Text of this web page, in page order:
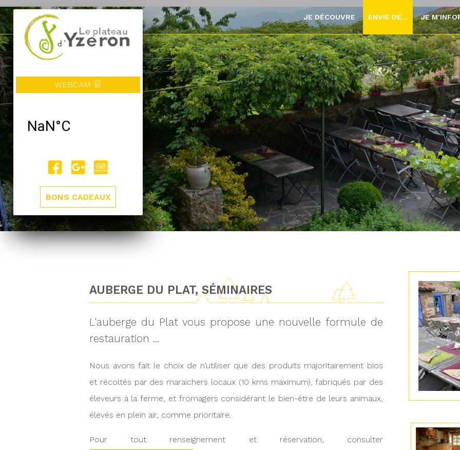
WEBCAM
BONS CADEAUX
JE DÉCOUVRE ENVIE DE... JE
AUBERGE DU PLAT, SÉMINAIRES
L'auberge du Plat vous propose une nouvelle formule de
restauration ...
Nous avons fait le choix de n’utiliser que des produits majoritairement bios
et récoltés par des maraichers locaux (10 kms maximum), fabriqués par des
éleveurs à la ferme, et fromagers considérant le bien-être de leurs animaux,
élevés en plein air, comme prioritaire.
Pour tout renseignement et réservation, consulter